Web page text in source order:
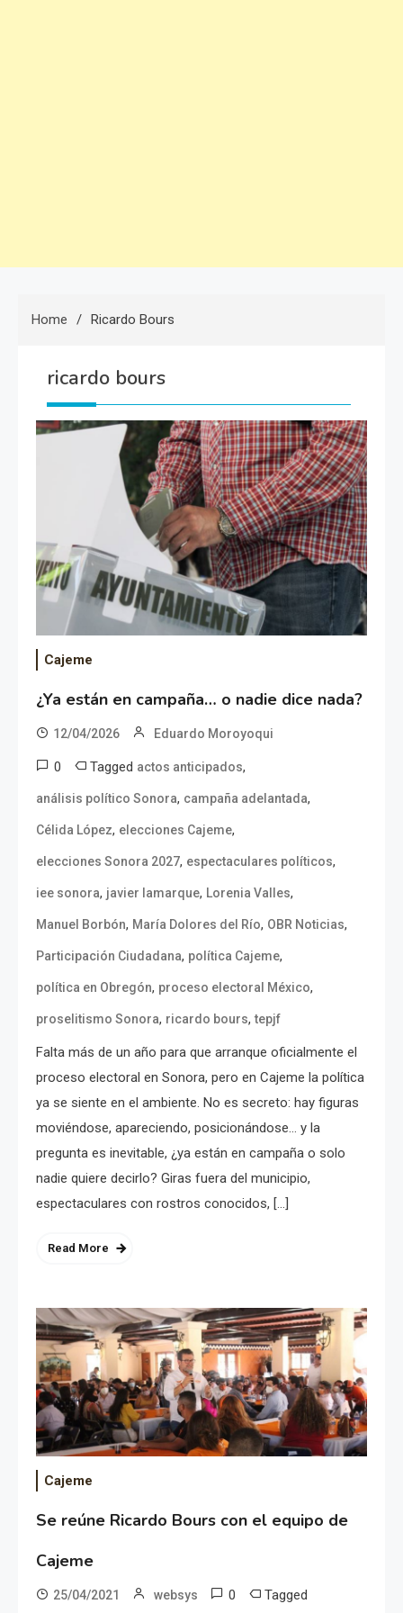
Home Ricardo Bours
ricardo bours
Cajeme
¿Ya están en campaña… o nadie dice nada?
12/04/2026 Eduardo Moroyoqui
0 Tagged actos anticipados,
análisis político Sonora, campaña adelantada,
Célida López, elecciones Cajeme,
elecciones Sonora 2027, espectaculares políticos,
iee sonora, javier lamarque, Lorenia Valles,
Manuel Borbón, María Dolores del Río, OBR Noticias,
Participación Ciudadana, política Cajeme,
política en Obregón, proceso electoral México,
proselitismo Sonora, ricardo bours,tepjf
Falta más de un año para que arranque oficialmente el
proceso electoral en Sonora, pero en Cajeme la política
ya se siente en el ambiente. No es secreto: hay figuras
moviéndose, apareciendo, posicionándose… y la
pregunta es inevitable, ¿ya están en campaña o solo
nadie quiere decirlo? Giras fuera del municipio,
espectaculares con rostros conocidos, […]
Read More
Cajeme
Se reúne Ricardo Bours con el equipo de
Cajeme
25/04/2021 websys 0 Tagged